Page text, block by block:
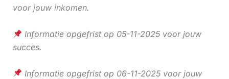
voor jouw inkomen.
Informatie opgefrist op 05-11-2025 voor jouw
succes.
Informatie opgefrist op 06-11-2025 voor jouw